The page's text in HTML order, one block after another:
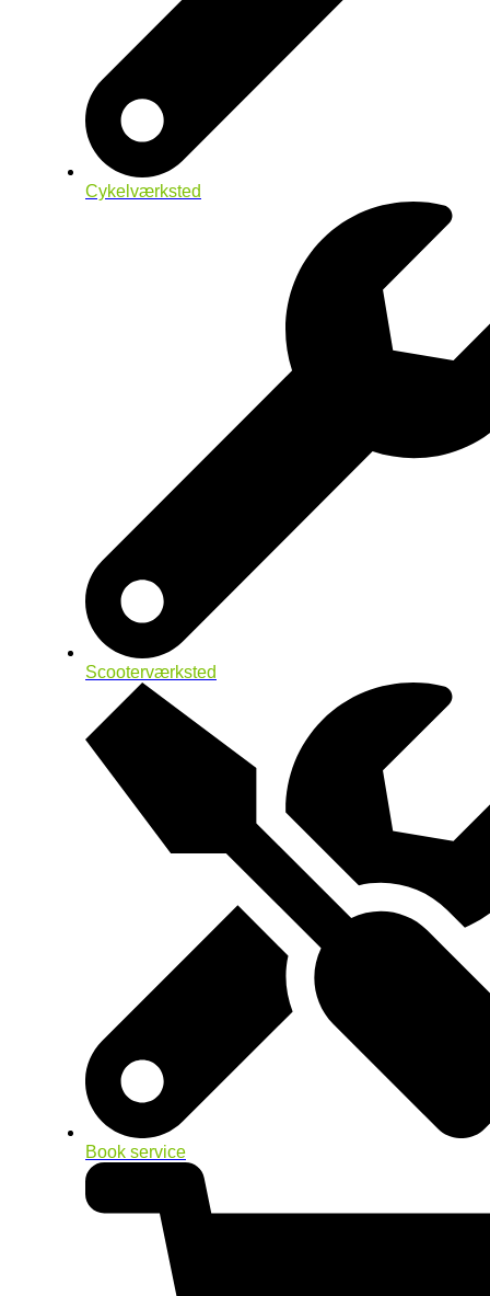
Cykelværksted
Scooterværksted
Book service